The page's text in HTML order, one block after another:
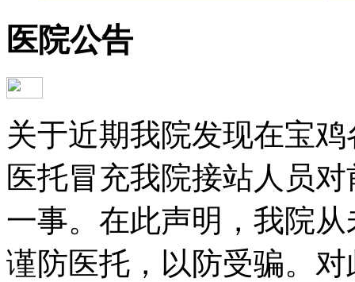
医院公告
关于近期我院发现在宝
医托冒充我院接站人员
一事。在此声明，我院
谨防医托，以防受骗。